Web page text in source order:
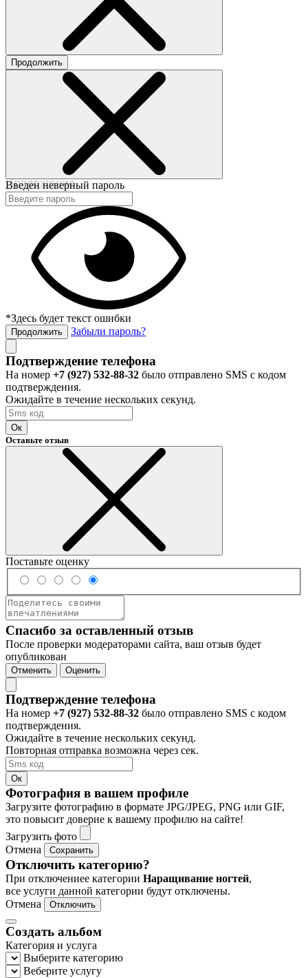
©2017-2020 beautybox.ru
Договор-оферта
Пользовательское соглашение
Политика конфиденциальности
Приложение
Продолжить
Введен неверный пароль
*Здесь будет текст ошибки
Продолжить Забыли пароль?
Подтверждение телефона
На номер +7 (927) 532-88-32 было отправлено SMS с кодом
подтверждения.
Ожидайте в течение нескольких секунд.
Ок
Оставьте отзыв
Поставьте оценку
Спасибо за оставленный отзыв
После проверки модераторами сайта, ваш отзыв будет
опубликован
Отменить Оценить
Подтверждение телефона
На номер +7 (927) 532-88-32 было отправлено SMS с кодом
подтверждения.
Ожидайте в течение нескольких секунд.
Повторная отправка возможна через сек.
Ок
Фотография в вашем профиле
Загрузите фотографию в формате JPG/JPEG, PNG или GIF,
это повысит доверие к вашему профилю на сайте!
Загрузить фото
Отмена
Сохранить
Отключить категорию?
При отключениее категории Наращивание ногтей,
все услуги данной категории будут отключены.
Отмена
Отключить
Создать альбом
Категория и услуга
Выберите категорию
Веберите услугу